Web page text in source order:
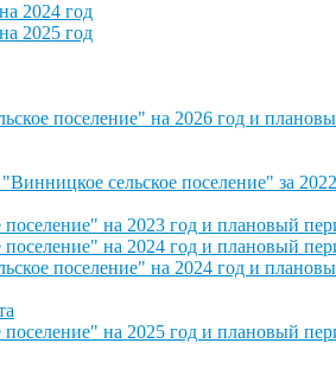
2024 год
2025 год
поселение" на 2026 год и
сельское поселение" за
на 2023 год и плановый
на 2024 год и плановый
поселение" на 2024 год и
на 2025 год и плановый